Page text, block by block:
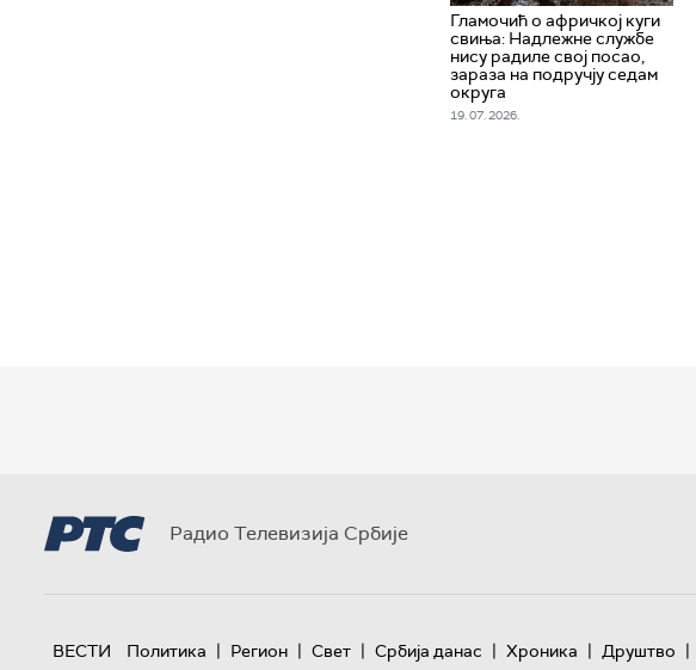
Гламочић о афричкој куги
свиња: Надлежне службе
нису радиле свој посао,
зараза на подручју седам
округа
19. 07. 2026.
Радио Телевизија Србије
ВЕСТИ Политика | Регион | Свет | Србија данас | Хроника | Друштво |